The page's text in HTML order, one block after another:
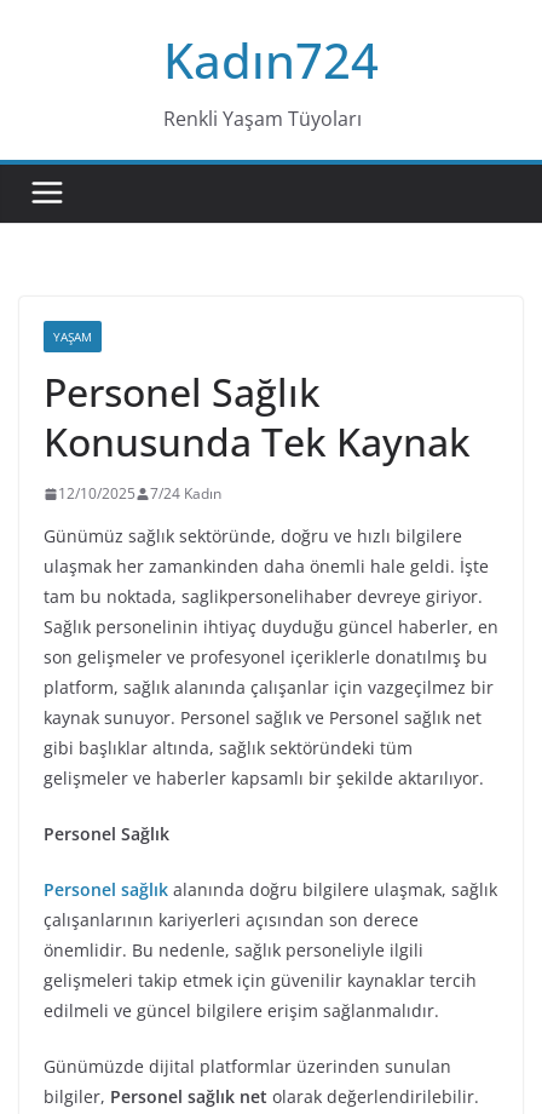
Kadın724
Renkli Yaşam Tüyoları
YAŞAM
Personel Sağlık
Konusunda Tek Kaynak
12/10/2025 7/24 Kadın
Günümüz sağlık sektöründe, doğru ve hızlı bilgilere
ulaşmak her zamankinden daha önemli hale geldi. İşte
tam bu noktada, saglikpersonelihaber devreye giriyor.
Sağlık personelinin ihtiyaç duyduğu güncel haberler, en
son gelişmeler ve profesyonel içeriklerle donatılmış bu
platform, sağlık alanında çalışanlar için vazgeçilmez bir
kaynak sunuyor. Personel sağlık ve Personel sağlık net
gibi başlıklar altında, sağlık sektöründeki tüm
gelişmeler ve haberler kapsamlı bir şekilde aktarılıyor.
Personel Sağlık
Personel sağlık alanında doğru bilgilere ulaşmak, sağlık
çalışanlarının kariyerleri açısından son derece
önemlidir. Bu nedenle, sağlık personeliyle ilgili
gelişmeleri takip etmek için güvenilir kaynaklar tercih
edilmeli ve güncel bilgilere erişim sağlanmalıdır.
Günümüzde dijital platformlar üzerinden sunulan
bilgiler, Personel sağlık net olarak değerlendirilebilir.